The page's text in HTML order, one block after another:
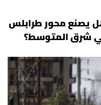
يصنع محور طرابلس
شرق المتوسط؟